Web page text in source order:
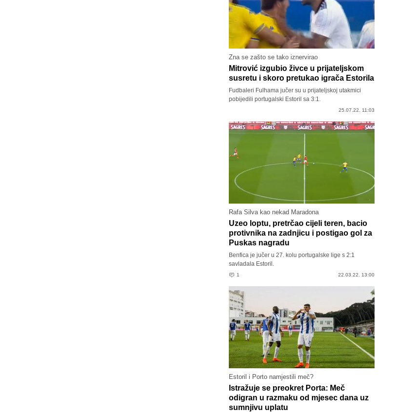
Zna se zašto se tako iznervirao
Mitrović izgubio živce u prijateljskom
susretu i skoro pretukao igrača Estorila
Fudbaleri Fulhama jučer su u prijateljskoj utakmici
pobijedili portugalski Estoril sa 3:1.
25.07.22. 11:03
Rafa Silva kao nekad Maradona
Uzeo loptu, pretrčao cijeli teren, bacio
protivnika na zadnjicu i postigao gol za
Puskas nagradu
Benfica je jučer u 27. kolu portugalske lige s 2:1
savladala Estoril.
1 22.03.22. 13:00
Estoril i Porto namjestili meč?
Istražuje se preokret Porta: Meč
odigran u razmaku od mjesec dana uz
sumnjivu uplatu